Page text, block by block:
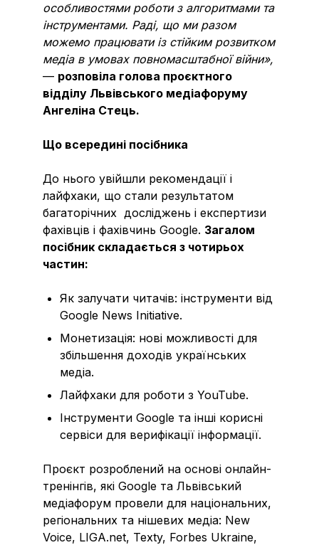
особливостями роботи з алгоритмами та
інструментами. Раді, що ми разом
можемо працювати із стійким розвитком
медіа в умовах повномасштабної війни»,
— розповіла голова проєктного
відділу Львівського медіафоруму
Ангеліна Стець.
Що всередині посібника
До нього увійшли рекомендації і
лайфхаки, що стали результатом
багаторічних досліджень і експертизи
фахівців і фахівчинь Google. Загалом
посібник складається з чотирьох
частин:
Як залучати читачів: інструменти від
Google News Initiative.
Монетизація: нові можливості для
збільшення доходів українських
медіа.
Лайфхаки для роботи з YouTube.
Інструменти Google та інші корисні
сервіси для верифікації інформації.
Проєкт розроблений на основі онлайн-
тренінгів, які Google та Львівський
медіафорум провели для національних,
регіональних та нішевих медіа: New
Voice, LIGA.net, Texty, Forbes Ukraine,